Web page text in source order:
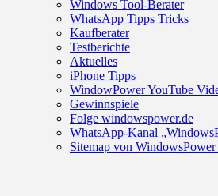
Windows Tool-Berater
WhatsApp Tipps Tricks
Kaufberater
Testberichte
Aktuelles
iPhone Tipps
WindowPower YouTube
Gewinnspiele
Folge windowspower.de
WhatsApp-Kanal
Sitemap von